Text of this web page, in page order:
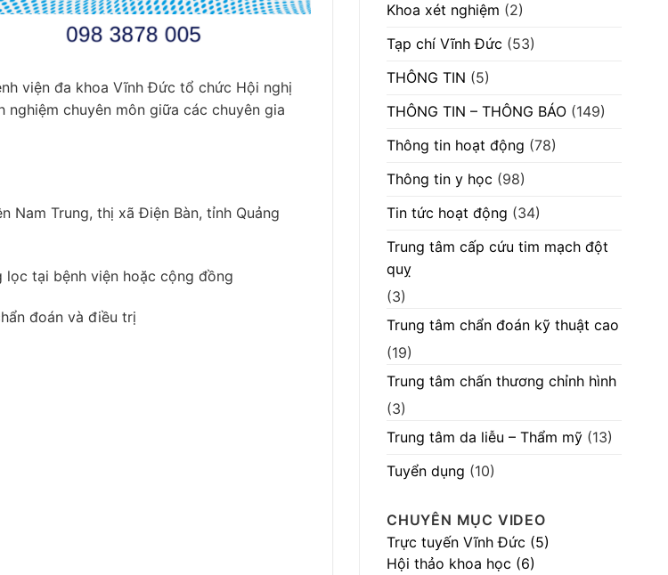
viện đa khoa Vĩnh Đức tổ chức Hội nghị
chuyên môn giữa các chuyên gia
Nam Trung, thị xã Điện Bàn, tỉnh Quảng
lọc tại bệnh viện hoặc cộng đồng
đoán và điều trị
Khoa xét nghiệm (2)
Tạp chí Vĩnh Đức (53)
THÔNG TIN (5)
THÔNG TIN – THÔNG BÁO (149)
Thông tin hoạt động (78)
Thông tin y học (98)
Tin tức hoạt động (34)
Trung tâm cấp cứu tim mạch đột
quỵ
(3)
Trung tâm chẩn đoán kỹ thuật cao
(19)
Trung tâm chấn thương chỉnh hình
(3)
Trung tâm da liễu – Thẩm mỹ (13)
Tuyển dụng (10)
CHUYÊN MỤC VIDEO
Trực tuyến Vĩnh Đức (5)
Hội thảo khoa học (6)